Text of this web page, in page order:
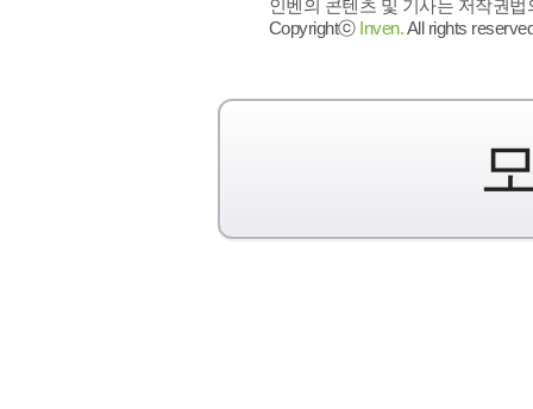
인벤의 콘텐츠 및 기사는 저작권
Copyrightⓒ Inven.All rights